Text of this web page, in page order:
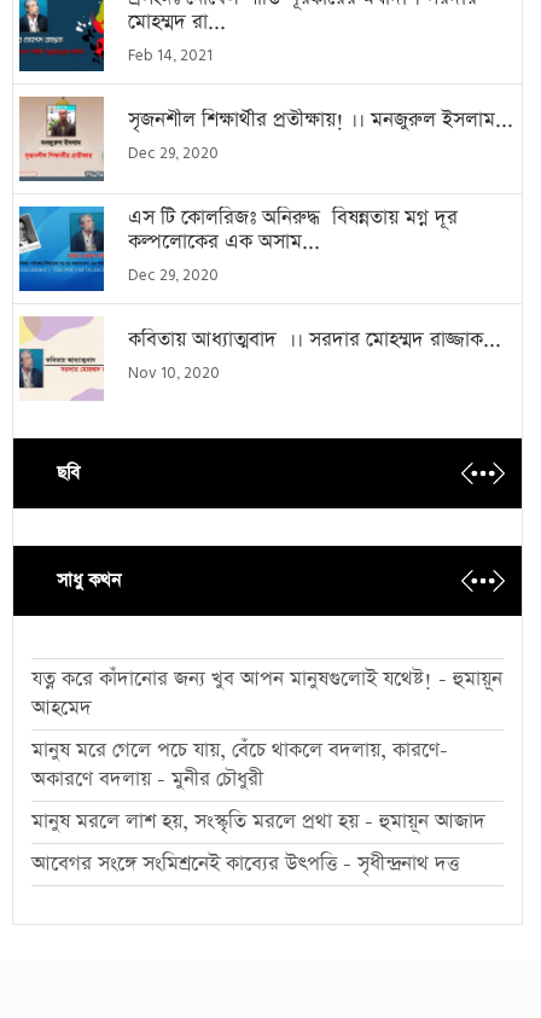
মোহম্মদ রা...
Feb 14, 2021
সৃজনশীল শিক্ষার্থীর প্রতীক্ষায়! ।। মনজুরুল ইসলাম...
Dec 29, 2020
এস টি কোলরিজঃ অনিরুদ্ধ বিষন্নতায় মগ্ন দূর
কল্পলোকের এক অসাম...
Dec 29, 2020
কবিতায় আধ্যাত্মবাদ ।। সরদার মোহম্মদ রাজ্জাক...
Nov 10, 2020
ছবি
সাধু কথন
যত্ন করে কাঁদানোর জন্য খুব আপন মানুষগুলোই যথেষ্ট! - হুমায়ূন
আহমেদ
মানুষ মরে গেলে পচে যায়, বেঁচে থাকলে বদলায়, কারণে-
অকারণে বদলায় - মুনীর চৌধুরী
মানুষ মরলে লাশ হয়, সংস্কৃতি মরলে প্রথা হয় - হুমায়ূন আজাদ
আবেগর সংঙ্গে সংমিশ্রনেই কাব্যের উৎপত্তি - সৃধীন্দ্রনাথ দত্ত